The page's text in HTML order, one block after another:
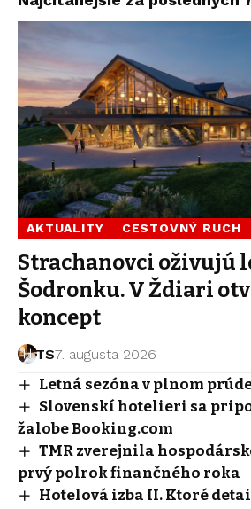
AKTUALITY CESTOVNÝ RUCH
Strachanovci oživujú
Šodronku. V Ždiari
koncept
TS7. augusta 2026
Letná sezóna v plnom
Slovenskí hotelieri sa
žalobe Booking.com
TMR zverejnila
prvý polrok finančného roka
Hotelová izba II. Ktoré